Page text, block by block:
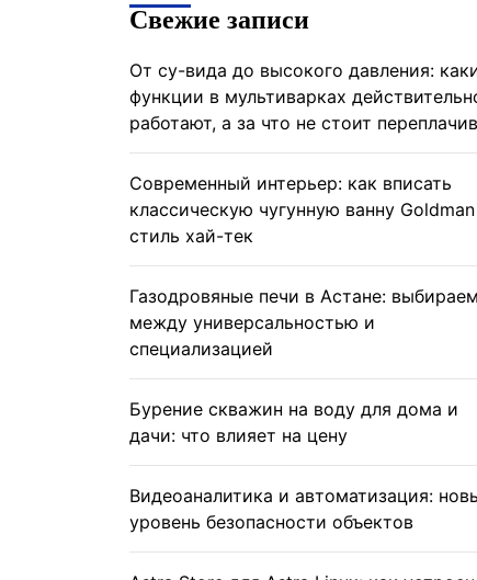
Свежие записи
От су-вида до высокого давления:
функции в мультиварках
работают, а за что не стоит
Современный интерьер: как вписать
классическую чугунную ванну
стиль хай-тек
Газодровяные печи в Астане: выбираем
между универсальностью и
специализацией
Бурение скважин на воду для дома и
дачи: что влияет на цену
Видеоаналитика и автоматизация:
уровень безопасности объектов